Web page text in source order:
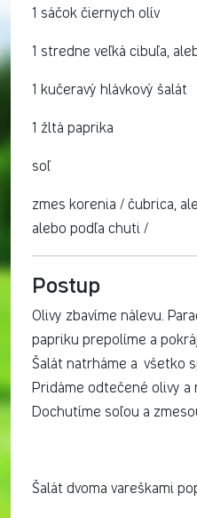
1 sáčok čiernych olív
1 stredne veľká cibuľa,
1 kučeravý hlávkový šalát
1 žltá paprika
soľ
zmes korenia / čubrica,
alebo podľa chuti /
Postup
Olivy zbavíme nálevu.
papriku prepolíme a
Šalát natrháme a všetko
Pridáme odtečené olivy a
Dochutíme soľou a
Šalát dvoma vareškami